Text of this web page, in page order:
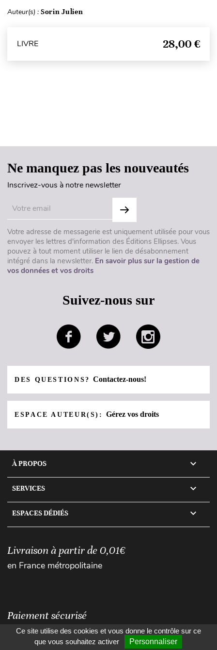
Auteur(s) : Sorin Julien
LIVRE 28,00 €
Ne manquez pas les nouveautés
Inscrivez-vous à notre newsletter
Votre adresse de messagerie est uniquement utilisée pour vous
envoyer les lettres d'information des Éditions Ellipses. Vous
pouvez à tout moment utiliser le lien de désabonnement
intégré dans la newsletter. En savoir plus sur la gestion de
vos données et vos droits
Suivez-nous sur
DES QUESTIONS?Contactez-nous!
ESPACE AUTEUR(S):Gérez vos droits
À PROPOS 
SERVICES 
ESPACES DÉDIÉS 
Livraison à partir de 0,01€
en France métropolitaine
Paiement sécurisé
Ce site utilise des cookies et vous donne le contrôle sur ce
que vous souhaitez activer
Personnaliser